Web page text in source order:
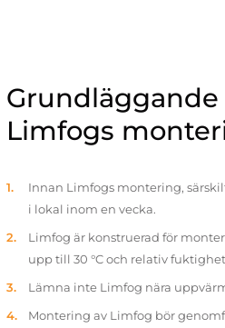
Limfogs
Innan Limfogs montering,
i lokal inom en vecka.
Limfog är konstruerad för
upp till 30 °C och relativ
Lämna inte Limfog nära
Montering av Limfog bör